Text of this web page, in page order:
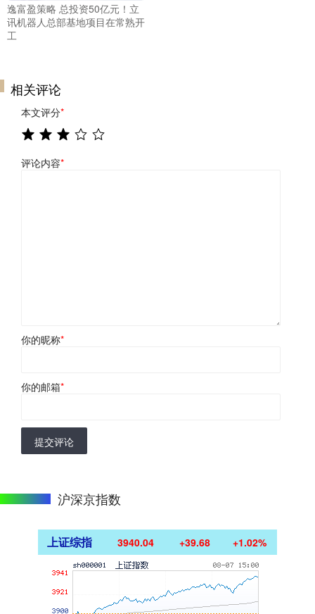
逸富盈策略 总投资50亿元！立
讯机器人总部基地项目在常熟开
工
相关评论
本文评分*
评论内容*
你的昵称*
你的邮箱*
提交评论
沪深京指数
上证综指 3940.04 +39.68 +1.02%